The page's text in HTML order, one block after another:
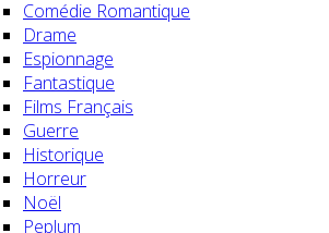
Comédie Romantique
Drame
Espionnage
Fantastique
Films Français
Guerre
Historique
Horreur
Noël
Peplum